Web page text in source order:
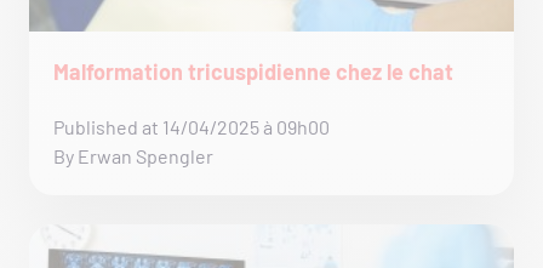
Malformation tricuspidienne chez le chat
Published at 14/04/2025 à 09h00
By Erwan Spengler